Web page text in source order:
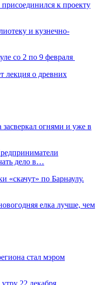
к проекту
и кузнечно-
со 2 по 9 февраля
лекция о древних
огнями и уже в
дело в…
«скачут» по Барнаулу.
елка лучше, чем
стал мэром
22 декабря